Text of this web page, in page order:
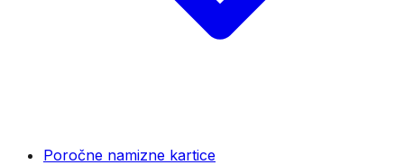
Poročne namizne kartice